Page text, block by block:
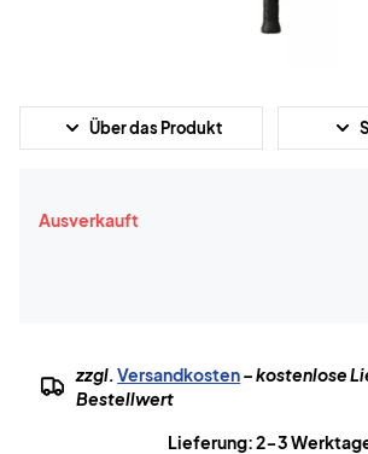
Über das Produkt
Ausverkauft
zzgl.Versandkosten– kostenlose
Bestellwert
Lieferung: 2-3